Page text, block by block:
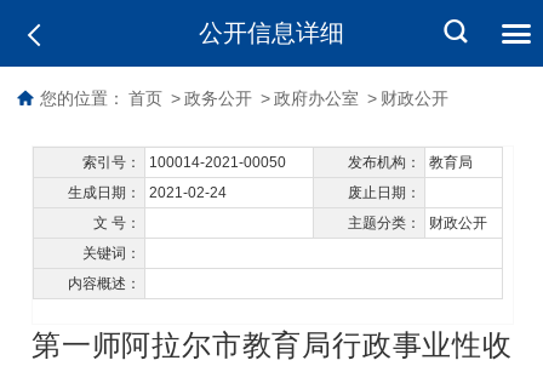
公开信息详细
您的位置： 首页 > 政务公开 > 政府办公室 > 财政公开
索引号： 100014-2021-00050 发布机构：
教育局
生成日期：
2021-02-24
废止日期：
文 号：
主题分类：
财政公开
关键词：
内容概述：
第一师阿拉尔市教育局行政事业性收